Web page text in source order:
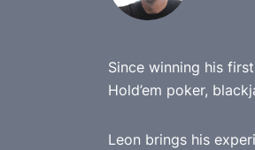
Since winning his
Hold’em poker,
Leon brings his